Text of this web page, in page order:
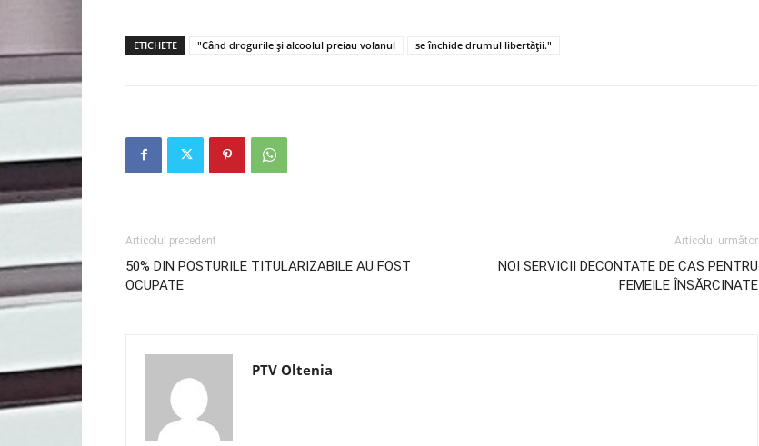
ETICHETE "Când drogurile și alcoolul preiau volanul se închide drumul libertății."
Articolul precedent
50% DIN POSTURILE TITULARIZABILE AU FOST
OCUPATE
Articolul următor
NOI SERVICII DECONTATE DE CAS PENTRU
FEMEILE ÎNSĂRCINATE
PTV Oltenia